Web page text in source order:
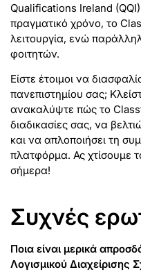
Qualifications Ireland (QQI)
πραγματικό χρόνο, το
λειτουργία, ενώ
φοιτητών.
Είστε έτοιμοι να
πανεπιστημίου σας;
ανακαλύψτε πώς το
διαδικασίες σας, να
και να απλοποιήσει τη
πλατφόρμα. Ας χτίσουμε
σήμερα!
Συχνές
Ποια είναι μερικά
Λογισμικού Διαχείρισης